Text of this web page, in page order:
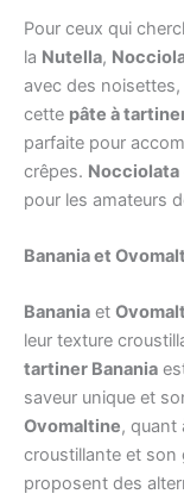
Pour ceux qui
la Nutella,
avec des
cette pâte à
parfaite pour
crêpes. Nocciolata
pour les amateurs
Banania et
Banania et
leur texture
tartiner Banania
saveur unique et
Ovomaltine, quant
croustillante et son
proposent des